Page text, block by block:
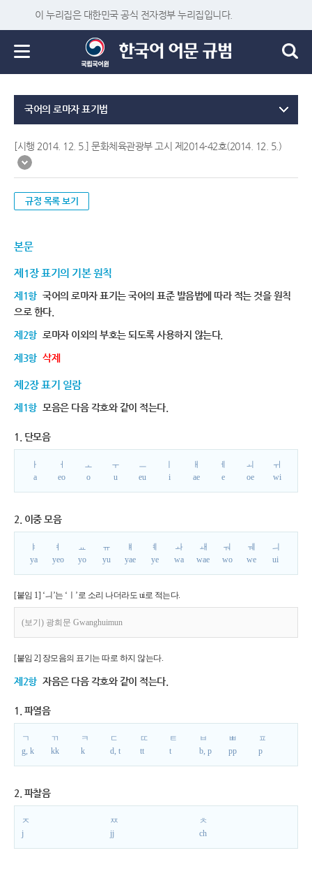
이 누리집은 대한민국 공식 전자정부 누리집입니다.
국어의 로마자 표기법
[시행 2014. 12. 5.] 문화체육관광부 고시 제2014-42호(2014. 12. 5.)
규정 목록 보기
본문
제1장 표기의 기본 원칙
제1항 국어의 로마자 표기는 국어의 표준 발음법에 따라 적는 것을 원칙
으로 한다.
제2항 로마자 이외의 부호는 되도록 사용하지 않는다.
제3항 삭제
제2장 표기 일람
제1항 모음은 다음 각호와 같이 적는다.
1. 단모음
ㅏ
a
ㅓ
eo
ㅗ
o
ㅜ
u
ㅡ
eu
i
ㅐ
ae
ㅔ
e
ㅚ
oe
ㅟ
wi
2. 이중 모음
ㅑ
ya
ㅕ
yeo
ㅛ
yo
ㅠ
yu
ㅒ
yae
ㅖ
ye
ㅘ
wa
ㅙ
wae
ㅝ
wo
ㅞ
we
ㅢ
ui
[붙임 1] ‘ㅢ’는 ‘ㅣ’로 소리 나더라도 ui로 적는다.
(보기) 광희문 Gwanghuimun
[붙임 2] 장모음의 표기는 따로 하지 않는다.
제2항 자음은 다음 각호와 같이 적는다.
1. 파열음
ㄱ
g, k
ㄲ
kk
ㅋ
k
ㄷ
d, t
ㄸ
tt
ㅌ
t
ㅂ
b, p
ㅃ
pp
ㅍ
p
2. 파찰음
ㅈ
j
ㅉ
jj
ㅊ
ch